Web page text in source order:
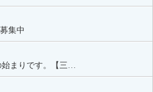
集中
まりです。【三…